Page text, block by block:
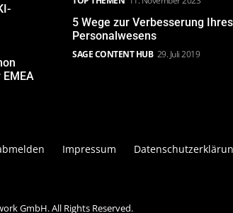
5 Wege zur Verbesserung Ihres
Personalwesens
SAGE CONTENT HUB 29. Juli 2019
Impressum
GmbH. All Rights Reserved.